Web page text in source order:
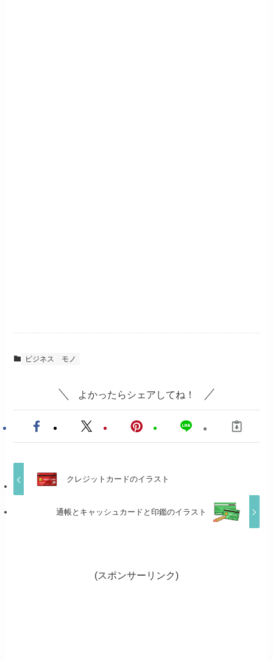
ビジネス モノ
よかったらシェアしてね！
クレジットカードのイラスト
通帳とキャッシュカードと印鑑のイラスト
(スポンサーリンク)